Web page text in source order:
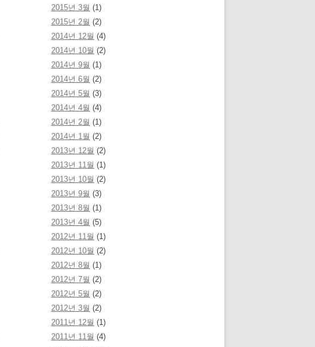
2015년 3월 (1)
2015년 2월 (2)
2014년 12월 (4)
2014년 10월 (2)
2014년 9월 (1)
2014년 6월 (2)
2014년 5월 (3)
2014년 4월 (4)
2014년 2월 (1)
2014년 1월 (2)
2013년 12월 (2)
2013년 11월 (1)
2013년 10월 (2)
2013년 9월 (3)
2013년 8월 (1)
2013년 4월 (5)
2012년 11월 (1)
2012년 10월 (2)
2012년 8월 (1)
2012년 7월 (2)
2012년 5월 (2)
2012년 3월 (2)
2011년 12월 (1)
2011년 11월 (4)